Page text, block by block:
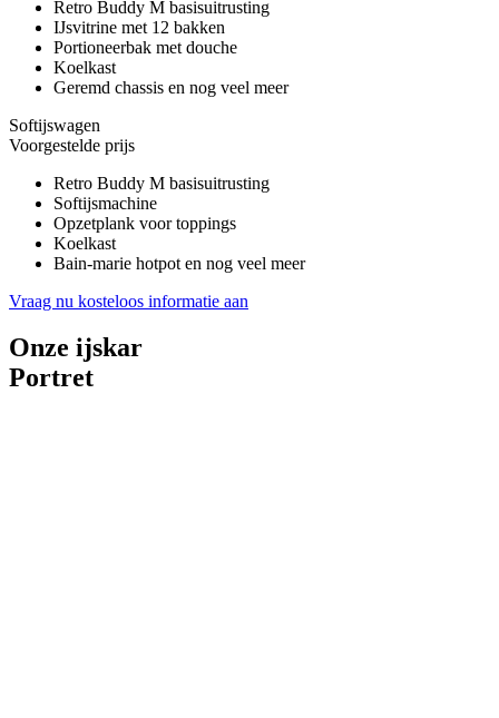
Retro Buddy M basisuitrusting
IJsvitrine met 12 bakken
Portioneerbak met douche
Koelkast
Geremd chassis en nog veel meer
Softijswagen
Voorgestelde prijs
Retro Buddy M basisuitrusting
Softijsmachine
Opzetplank voor toppings
Koelkast
Bain-marie hotpot en nog veel meer
Vraag nu kosteloos informatie aan
Onze ijskar
Portret